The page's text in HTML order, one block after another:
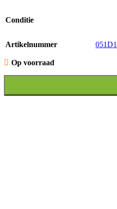
Conditie
Artikelnummer
Op voorraad